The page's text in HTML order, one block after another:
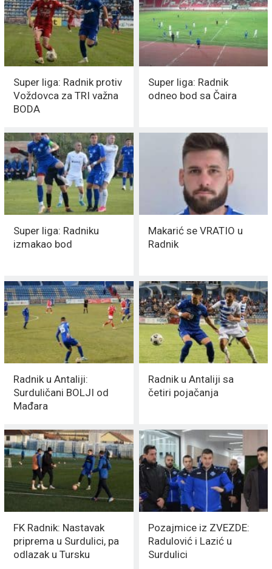
Super liga: Radnik protiv
Voždovca za TRI važna
BODA
Super liga: Radnik
odneo bod sa Čaira
Super liga: Radniku
izmakao bod
Makarić se VRATIO u
Radnik
Radnik u Antaliji:
Surduličani BOLJI od
Mađara
Radnik u Antaliji sa
četiri pojačanja
FK Radnik: Nastavak
priprema u Surdulici, pa
odlazak u Tursku
Pozajmice iz ZVEZDE:
Radulović i Lazić u
Surdulici